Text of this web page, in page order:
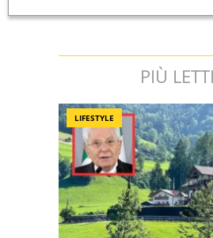
PIÙ LETTI
LIFESTYLE